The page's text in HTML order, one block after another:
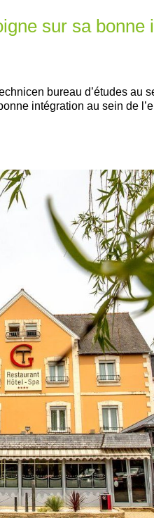
sur sa bonne
bureau d’études au
intégration au sein de